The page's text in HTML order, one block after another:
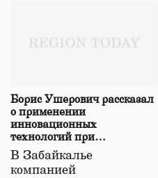
Борис Ушерович рассказал
о применении
инновационных
технологий при
строительстве нового моста
в Забайкалье
В Забайкалье
компанией